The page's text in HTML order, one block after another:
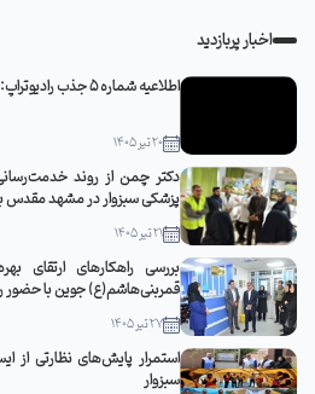
اخبار پربازدید
اطلاعیه شماره 5 جذب رادیوتراپ: اعلام نتایج نهایی کارشناس رادیوتراپی
20 تیر 1405
دکتر چمن از روند
پزشکی سبزوار در مشهد مقدس
21 تیر 1405
بررسی راهکارهای ارتقای
قمربنی‌هاشم(ع) جوین با حضور
27 تیر 1405
استمرار پایش‌های نظارتی از
سبزوار